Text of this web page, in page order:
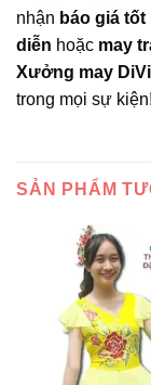
nhận báo giá tốt
diễn hoặc may
Xưởng may
trong mọi sự kiện!
SẢN PHẨM